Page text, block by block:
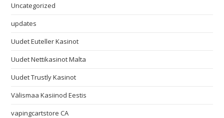
Uncategorized
updates
Uudet Euteller Kasinot
Uudet Nettikasinot Malta
Uudet Trustly Kasinot
Välismaa Kasiinod Eestis
vapingcartstore CA